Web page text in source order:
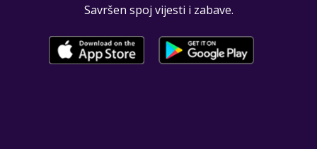
Savršen spoj vijesti i zabave.